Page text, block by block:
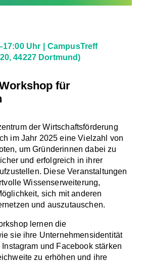
Uhr
CampusTreff
44227 Dortmund)
für
der Wirtschaftsförderung
im Jahr 2025 eine Vielzahl von
um Gründerinnen dabei zu
und erfolgreich in ihrer
Diese Veranstaltungen
Wissenserweiterung,
sich mit anderen
und auszutauschen.
lernen die
sie ihre Unternehmensidentität
und Facebook stärken
zu erhöhen und ihre